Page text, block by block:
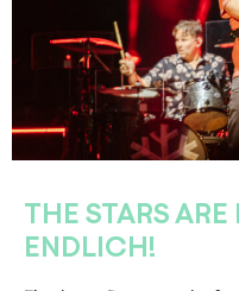
THE STARS
ENDLICH!